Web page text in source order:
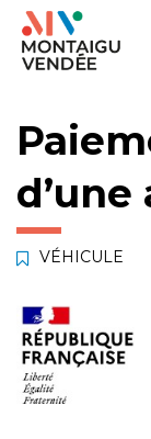
Gestion des traceurs
Aller
Aller
contenu
Aller
pied
VÉHICULE